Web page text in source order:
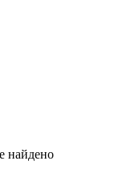
найдено